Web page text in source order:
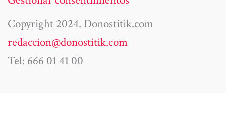
Copyright 2024. Donostitik.com
redaccion@donostitik.com
Tel: 666 01 41 00